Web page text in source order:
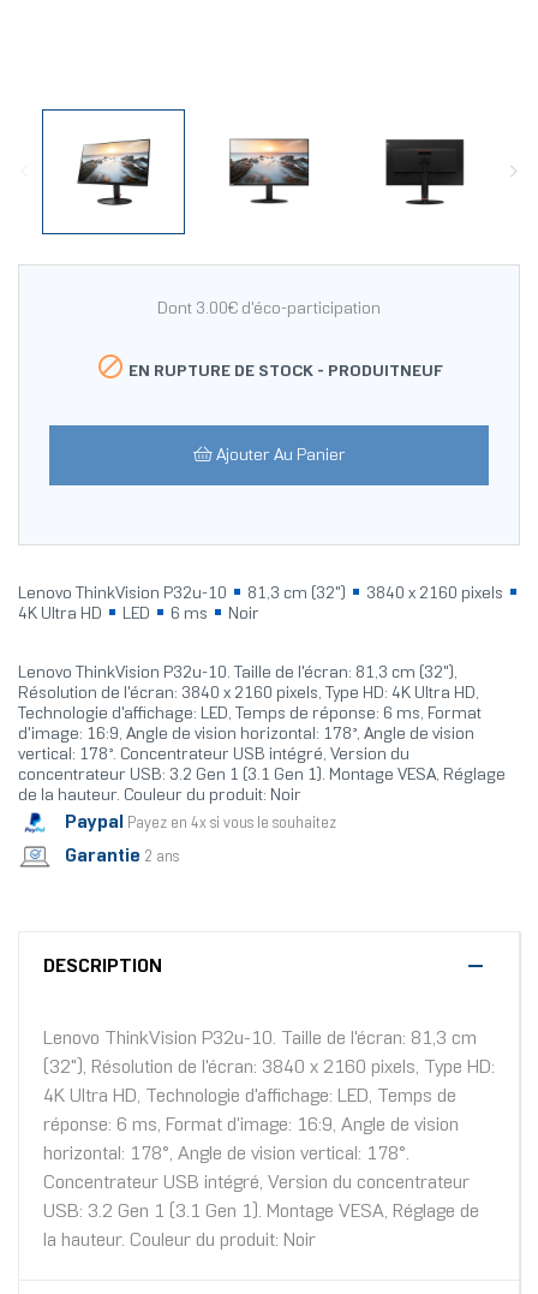
Dont 3.00€ d'éco-participation
 EN RUPTURE DE STOCK - PRODUITNEUF
Ajouter Au Panier
Lenovo ThinkVision P32u-10 81,3 cm (32")
3840 x 2160 pixels
4K Ultra HD
LED 6 ms Noir
Lenovo ThinkVision P32u-10. Taille de l'écran: 81,3 cm (32"),
Résolution de l'écran: 3840 x 2160 pixels, Type HD: 4K Ultra HD,
Technologie d'affichage: LED, Temps de réponse: 6 ms, Format
d'image: 16:9, Angle de vision horizontal: 178°, Angle de vision
vertical: 178°. Concentrateur USB intégré, Version du
concentrateur USB: 3.2 Gen 1 (3.1 Gen 1). Montage VESA, Réglage
de la hauteur. Couleur du produit: Noir
Paypal Payez en 4x si vous le souhaitez
Garantie 2 ans
DESCRIPTION
Lenovo ThinkVision P32u-10. Taille de l'écran: 81,3 cm
(32"), Résolution de l'écran: 3840 x 2160 pixels, Type HD:
4K Ultra HD, Technologie d'affichage: LED, Temps de
réponse: 6 ms, Format d'image: 16:9, Angle de vision
horizontal: 178°, Angle de vision vertical: 178°.
Concentrateur USB intégré, Version du concentrateur
USB: 3.2 Gen 1 (3.1 Gen 1). Montage VESA, Réglage de
la hauteur. Couleur du produit: Noir